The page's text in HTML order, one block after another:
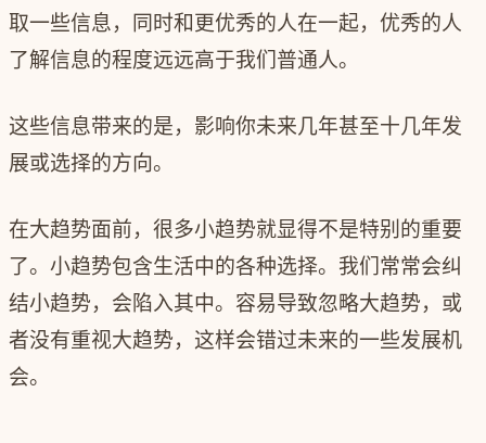
取一些信息，同时和更优秀的人在一起，优秀的人
了解信息的程度远远高于我们普通人。
这些信息带来的是，影响你未来几年甚至十几年发
展或选择的方向。
在大趋势面前，很多小趋势就显得不是特别的重要
了。小趋势包含生活中的各种选择。我们常常会纠
结小趋势，会陷入其中。容易导致忽略大趋势，或
者没有重视大趋势，这样会错过未来的一些发展机
会。